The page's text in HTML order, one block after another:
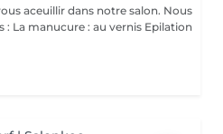
aceuillir dans notre salon. Nous